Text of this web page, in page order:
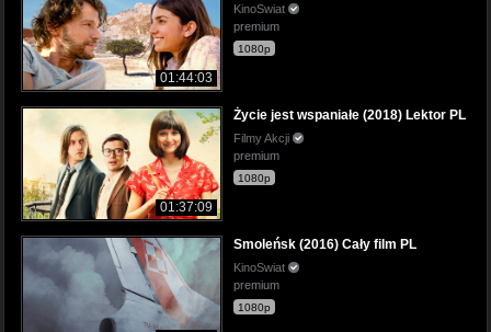
01:44:03
KinoSwiat
premium
1080p
01:37:09
Życie jest wspaniałe (2018) Lektor PL
Filmy Akcji
premium
1080p
Smoleńsk (2016) Cały film PL
KinoSwiat
premium
1080p